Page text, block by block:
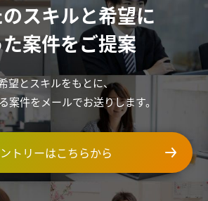
スキルと希望に
案件をご提案
望とスキルをもとに、
案件をメールでお送りします。
トリーはこちらから